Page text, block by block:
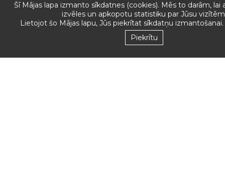
Mēs pieņemam
Šī Mājas lapa izmanto sīkdatnes (cookies). Mēs to darām, lai
izvēles un apkopotu statistiku par Jūsu
Lietojot šo Mājas lapu, Jūs piekrītat sīkdatņu izmantošanai.
Piekrītu